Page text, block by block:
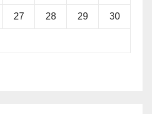
27 28 29 30